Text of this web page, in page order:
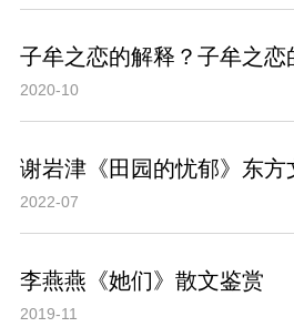
子牟之恋的解释？子牟之恋
2020-10
谢岩津《田园的忧郁》东方
2022-07
李燕燕《她们》散文鉴赏
2019-11